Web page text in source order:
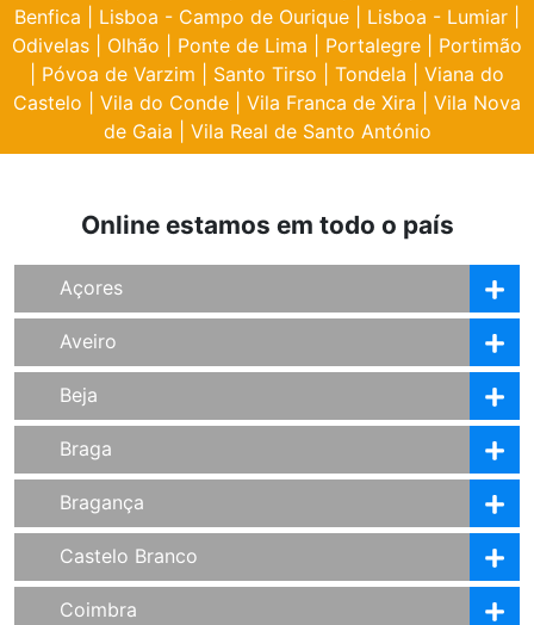
Benfica
Lisboa - Campo de Ourique Lisboa - Lumiar
Odivelas
Olhão Ponte de Lima Portalegre
Portimão
Póvoa de Varzim Santo Tirso Tondela
Viana do
Castelo
Vila do Conde Vila Franca de Xira
Vila Nova
de Gaia
Vila Real de Santo António
Online estamos em todo o país
Açores
Aveiro
Beja
Braga
Bragança
Castelo Branco
Coimbra